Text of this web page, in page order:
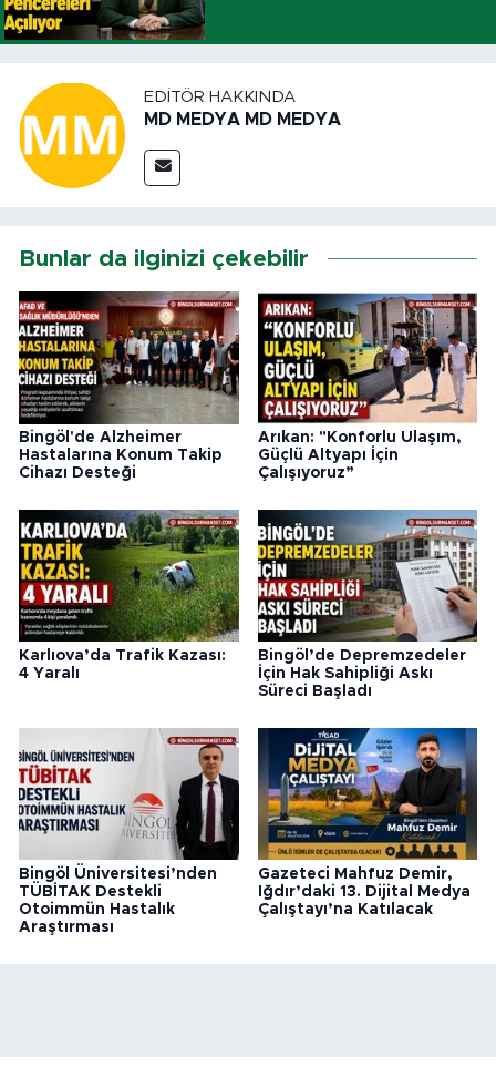
EDITÖR HAKKINDA
MD MEDYA MD MEDYA
Bunlar da ilginizi çekebilir
Bingöl'de Alzheimer
Hastalarına Konum Takip
Cihazı Desteği
Arıkan: "Konforlu Ulaşım,
Güçlü Altyapı İçin
Çalışıyoruz”
Karlıova’da Trafik Kazası:
4 Yaralı
Bingöl’de Depremzedeler
İçin Hak Sahipliği Askı
Süreci Başladı
Bingöl Üniversitesi’nden
TÜBİTAK Destekli
Otoimmün Hastalık
Araştırması
Gazeteci Mahfuz Demir,
Iğdır’daki 13. Dijital Medya
Çalıştayı’na Katılacak